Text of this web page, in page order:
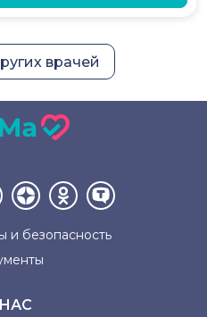
врачей
и безопасность